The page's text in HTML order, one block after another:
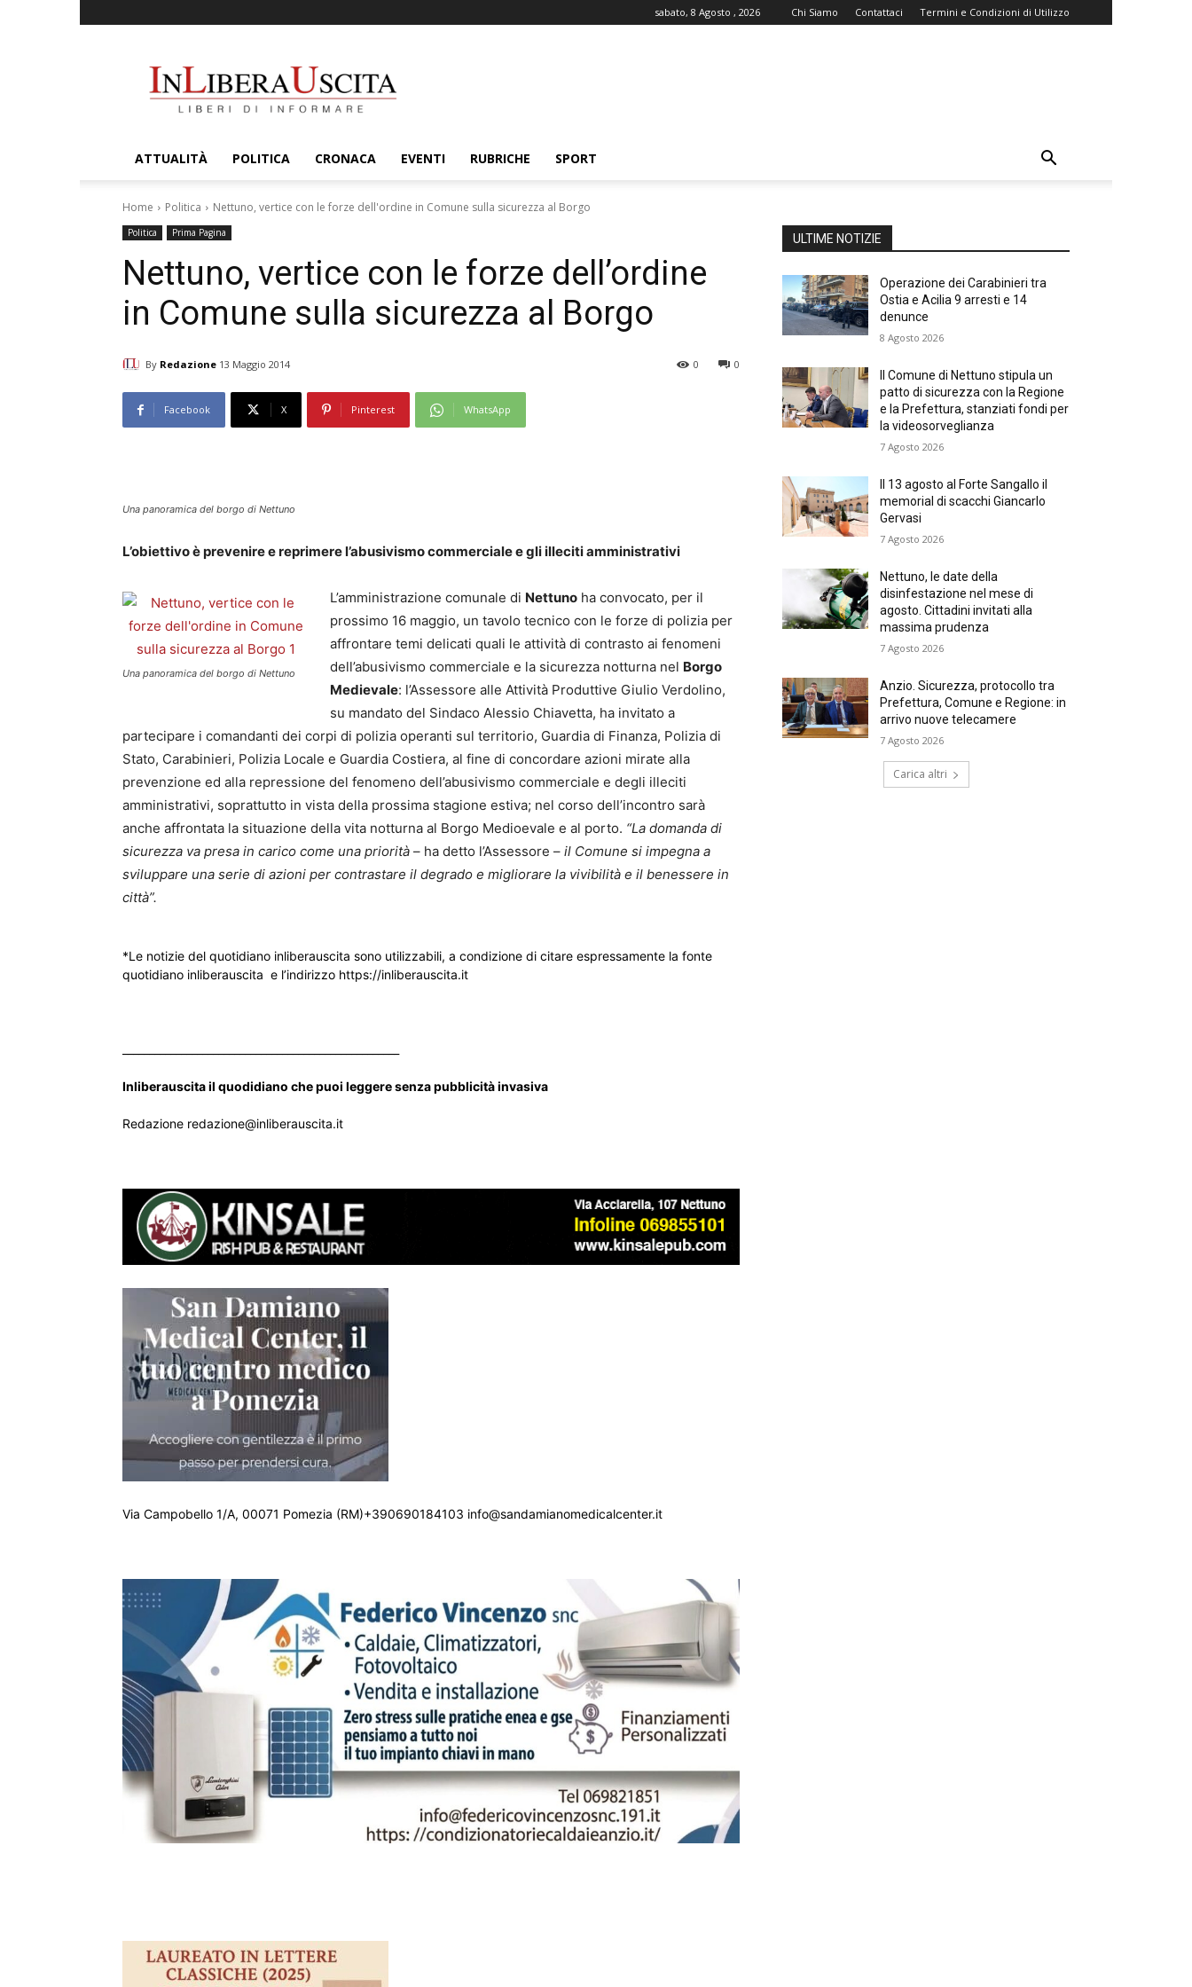
sabato, 8 Agosto , 2026 Chi Siamo Contattaci Termini e Condizioni di Utilizzo
ATTUALITÀ POLITICA CRONACA EVENTI RUBRICHE SPORT
Home Politica Nettuno, vertice con le forze dell'ordine in Comune sulla sicurezza al Borgo
Politica Prima Pagina
Nettuno, vertice con le forze dell’ordine
in Comune sulla sicurezza al Borgo
By Redazione 13 Maggio 2014 0
0
Facebook X Pinterest WhatsApp
Una panoramica del borgo di Nettuno
L’obiettivo è prevenire e reprimere l’abusivismo commerciale e gli illeciti amministrativi
Una panoramica del borgo di Nettuno
L’amministrazione comunale di Nettuno ha convocato, per il
prossimo 16 maggio, un tavolo tecnico con le forze di polizia per
affrontare temi delicati quali le attività di contrasto ai fenomeni
dell’abusivismo commerciale e la sicurezza notturna nel Borgo
Medievale: l’Assessore alle Attività Produttive Giulio Verdolino,
su mandato del Sindaco Alessio Chiavetta, ha invitato a
partecipare i comandanti dei corpi di polizia operanti sul territorio, Guardia di Finanza, Polizia di
Stato, Carabinieri, Polizia Locale e Guardia Costiera, al fine di concordare azioni mirate alla
prevenzione ed alla repressione del fenomeno dell’abusivismo commerciale e degli illeciti
amministrativi, soprattutto in vista della prossima stagione estiva; nel corso dell’incontro sarà
anche affrontata la situazione della vita notturna al Borgo Medioevale e al porto. “La domanda di
sicurezza va presa in carico come una priorità – ha detto l’Assessore – il Comune si impegna a
sviluppare una serie di azioni per contrastare il degrado e migliorare la vivibilità e il benessere in
città”.
*Le notizie del quotidiano inliberauscita sono utilizzabili, a condizione di citare espressamente la fonte
quotidiano inliberauscita e l’indirizzo https://inliberauscita.it
Inliberauscita il quodidiano che puoi leggere senza pubblicità invasiva
Redazione redazione@inliberauscita.it
Via Campobello 1/A, 00071 Pomezia (RM)+390690184103 info@sandamianomedicalcenter.it
ULTIME NOTIZIE
Operazione dei Carabinieri tra
Ostia e Acilia 9 arresti e 14
denunce
8 Agosto 2026
Il Comune di Nettuno stipula un
patto di sicurezza con la Regione
e la Prefettura, stanziati fondi per
la videosorveglianza
7 Agosto 2026
Il 13 agosto al Forte Sangallo il
memorial di scacchi Giancarlo
Gervasi
7 Agosto 2026
Nettuno, le date della
disinfestazione nel mese di
agosto. Cittadini invitati alla
massima prudenza
7 Agosto 2026
Anzio. Sicurezza, protocollo tra
Prefettura, Comune e Regione: in
arrivo nuove telecamere
7 Agosto 2026
Carica altri